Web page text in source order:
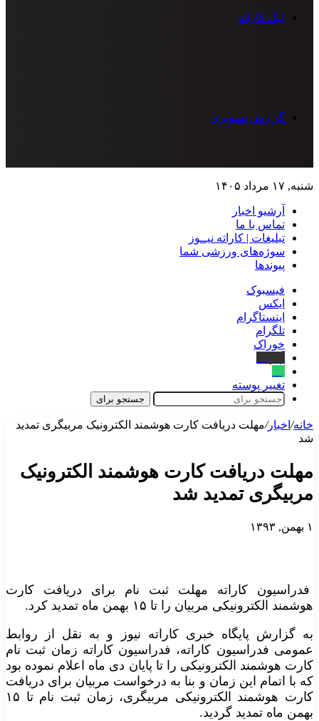
لیگ کاراته
گزارش تصویری
شنبه, ۱۷ مرداد ۱۴۰۵
آرشیو اخبار
تماس‌ با‌ ما
تبلیغات | کاراته نیــوز
سوژه‌های ورزشی شما
پیوندها
فیسبوک
ایکس
اینستاگرام
تلگرام
خوراک
تغییر پوسته
جستجو برای
خانه/ اخبار/مهلت دریافت کارت هوشمند الکترونیک مربیگری تمدید
شد
مهلت دریافت کارت هوشمند الکترونیک
مربیگری تمدید شد
۱ بهمن, ۱۳۹۳
فدراسیون کاراته مهلت ثبت نام برای دریافت کارت
هوشمند الکترونیکی مربیان را تا ۱۵ بهمن ماه تمدید کرد.
به گزارش پایگاه خبری کاراته نیوز و به نقل از روابط
عمومی فدراسیون کاراته، فدراسیون کاراته زمان ثبت نام
کارت هوشمند الکترونیکی را تا پایان دی ماه اعلام نموده بود
که با اتمام این زمان و بنا به درخواست مربیان برای دریافت
کارت هوشمند الکترونیکی مربیگری، زمان ثبت نام تا ۱۵
بهمن ماه تمدید گردید.